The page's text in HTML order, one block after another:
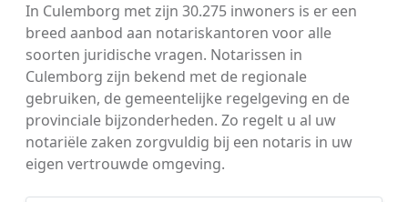
In Culemborg met zijn 30.275 inwoners is er een
breed aanbod aan notariskantoren voor alle
soorten juridische vragen. Notarissen in
Culemborg zijn bekend met de regionale
gebruiken, de gemeentelijke regelgeving en de
provinciale bijzonderheden. Zo regelt u al uw
notariële zaken zorgvuldig bij een notaris in uw
eigen vertrouwde omgeving.